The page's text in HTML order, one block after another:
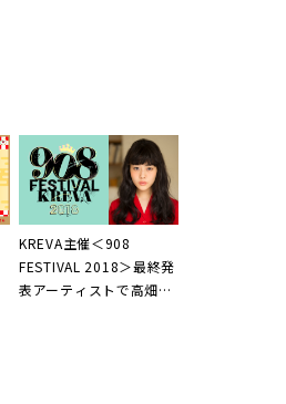
KREVA主催＜908
FESTIVAL 2018＞最終発
表アーティストで高畑充